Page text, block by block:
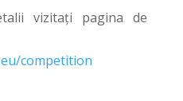
vizitați pagina de
competition